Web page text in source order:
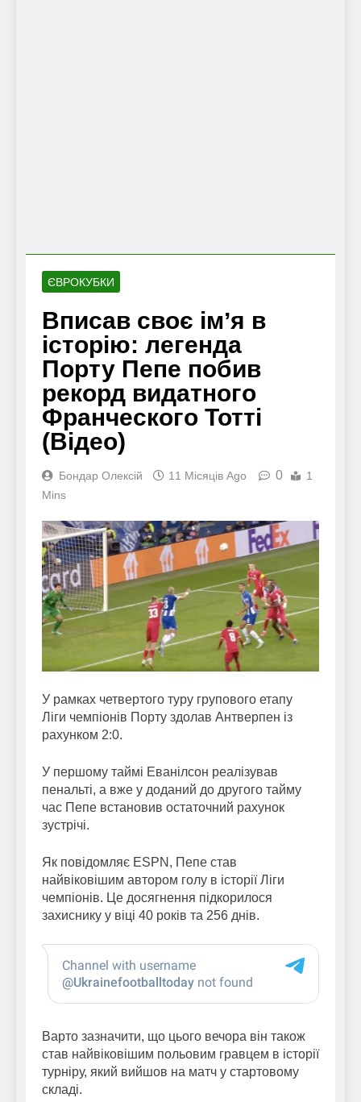
ЄВРОКУБКИ
Вписав своє імʼя в
історію: легенда
Порту Пепе побив
рекорд видатного
Франческого Тотті
(Відео)
Бондар Олексій 11 Місяців Ago 0
1
Mins
У рамках четвертого туру групового етапу
Ліги чемпіонів Порту здолав Антверпен із
рахунком 2:0.
У першому таймі Еванілсон реалізував
пенальті, а вже у доданий до другого тайму
час Пепе встановив остаточний рахунок
зустрічі.
Як повідомляє ESPN, Пепе став
найвіковішим автором голу в історії Ліги
чемпіонів. Це досягнення підкорилося
захиснику у віці 40 років та 256 днів.
Варто зазначити, що цього вечора він також
став найвіковішим польовим гравцем в історії
турніру, який вийшов на матч у стартовому
складі.